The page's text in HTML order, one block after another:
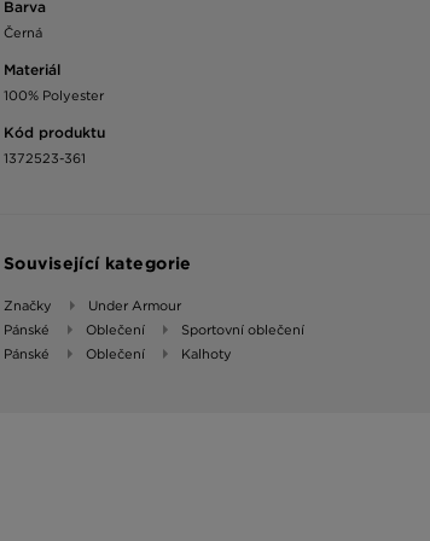
Barva
Černá
Materiál
100% Polyester
Kód produktu
1372523-361
Související kategorie
Značky
Under Armour
Pánské
Oblečení
Sportovní oblečení
Pánské
Oblečení Kalhoty